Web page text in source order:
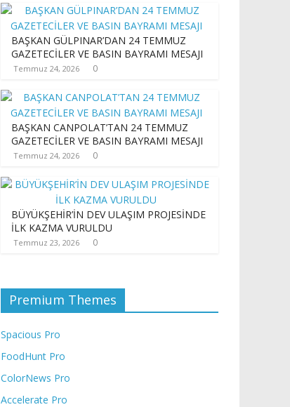
BAŞKAN GÜLPINAR’DAN 24 TEMMUZ
GAZETECİLER VE BASIN BAYRAMI MESAJI
Temmuz 24, 2026 0
BAŞKAN CANPOLAT’TAN 24 TEMMUZ
GAZETECİLER VE BASIN BAYRAMI MESAJI
Temmuz 24, 2026 0
BÜYÜKŞEHİR’İN DEV ULAŞIM PROJESİNDE
İLK KAZMA VURULDU
Temmuz 23, 2026 0
Premium Themes
Spacious Pro
FoodHunt Pro
ColorNews Pro
Accelerate Pro